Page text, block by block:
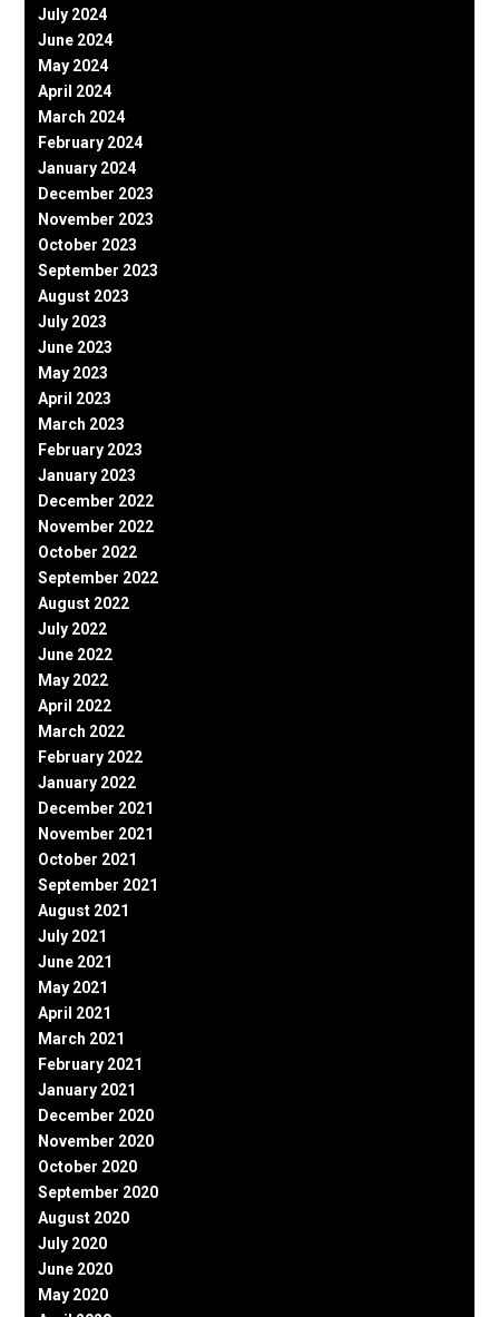
July 2024
June 2024
May 2024
April 2024
March 2024
February 2024
January 2024
December 2023
November 2023
October 2023
September 2023
August 2023
July 2023
June 2023
May 2023
April 2023
March 2023
February 2023
January 2023
December 2022
November 2022
October 2022
September 2022
August 2022
July 2022
June 2022
May 2022
April 2022
March 2022
February 2022
January 2022
December 2021
November 2021
October 2021
September 2021
August 2021
July 2021
June 2021
May 2021
April 2021
March 2021
February 2021
January 2021
December 2020
November 2020
October 2020
September 2020
August 2020
July 2020
June 2020
May 2020